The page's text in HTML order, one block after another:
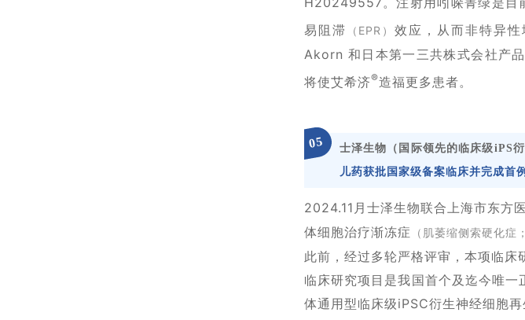
易阻滞 （EPR）效应，从而非特异
Akorn 和日本第一三共株式会社产
将使艾希济®造福更多患者。
05 士泽生物（国际领先的临床级iPS
儿药获批国家级备案临床并完成首
2024.11月士泽生物联合上海市东方
体细胞治疗渐冻症 （肌萎缩侧索硬化症
此前，经过多轮严格评审，本项临
临床研究项目是我国首个及迄今唯
体通用型临床级iPSC衍生神经细胞再